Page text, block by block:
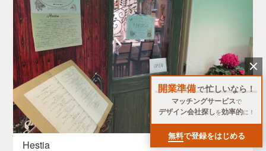
開業準備で忙しいなら！
マッチングサービスで
デザイン会社探しを効率的に！
無料で登録をはじめる
Hestia